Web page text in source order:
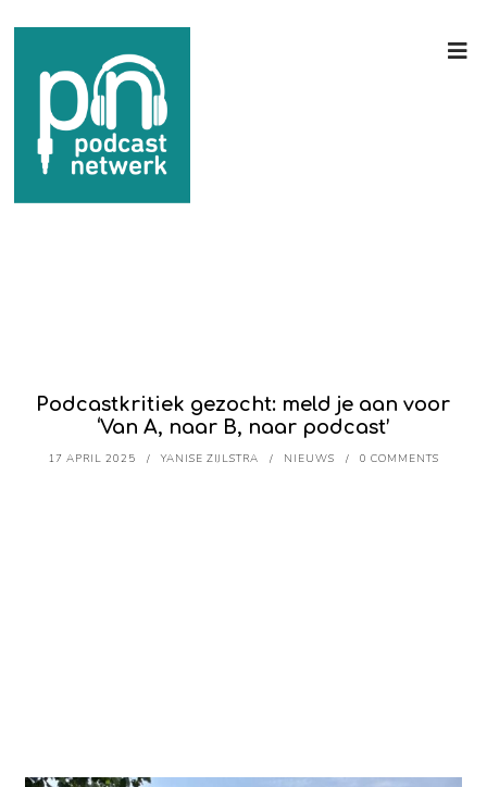
Podcastkritiek gezocht: meld je aan voor
‘Van A, naar B, naar podcast’
17 APRIL 2025 YANISE ZIJLSTRA NIEUWS 0 COMMENTS